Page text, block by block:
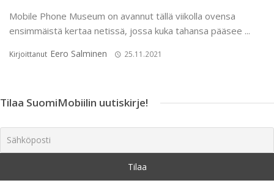
Mobile Phone Museum on avannut tällä viikolla ovensa
ensimmäistä kertaa netissä, jossa kuka tahansa pääsee ...
Kirjoittanut Eero Salminen 25.11.2021
Tilaa SuomiMobiilin uutiskirje!